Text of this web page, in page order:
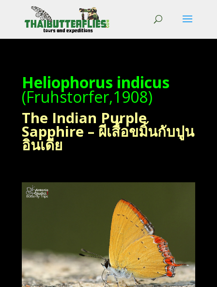
Heliophorus indicus
(Fruhstorfer,1908)
The Indian Purple
Sapphire – ผีเสื้อขมิ้นกับปูน
อินเดีย